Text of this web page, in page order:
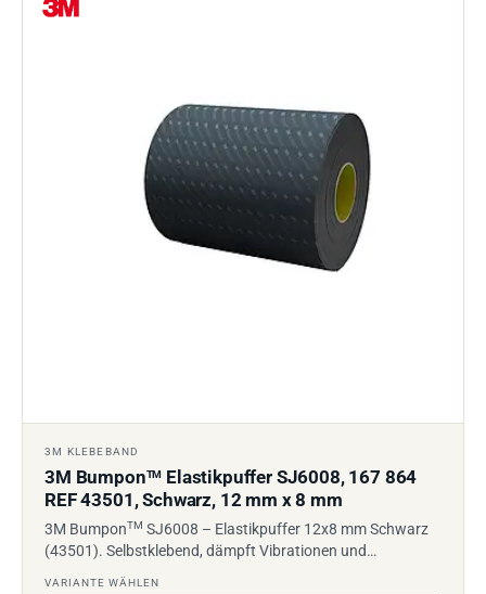
3M KLEBEBAND
3M BumponTM Elastikpuffer SJ6008, 167 864
REF 43501, Schwarz, 12 mm x 8 mm
3M BumponTM SJ6008 – Elastikpuffer 12x8 mm Schwarz
(43501). Selbstklebend, dämpft Vibrationen und…
VARIANTE WÄHLEN